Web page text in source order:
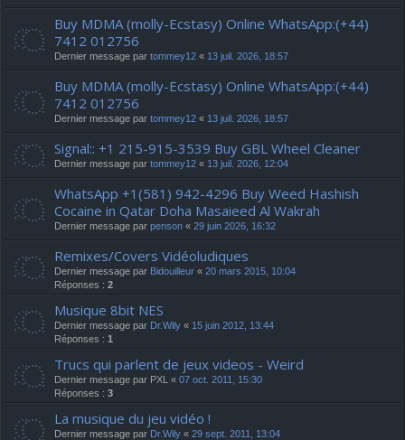
Buy MDMA (molly-Ecstasy) Online WhatsApp:(+44)
7412 012756
Dernier message par tommey12 « 13 juil. 2026, 18:57
Buy MDMA (molly-Ecstasy) Online WhatsApp:(+44)
7412 012756
Dernier message par tommey12 « 13 juil. 2026, 18:57
Signal:: +1 215-915-3539 Buy GBL Wheel Cleaner
Dernier message par tommey12 « 13 juil. 2026, 12:04
WhatsApp +1(581) 942-4296 Buy Weed Hashish
Cocaine in Qatar Doha Masaieed Al Wakrah
Dernier message par penson « 29 juin 2026, 16:32
Remixes/Covers Vidéoludiques
Dernier message par Bidouilleur « 20 mars 2015, 10:04
Réponses : 2
Musique 8bit NES
Dernier message par Dr.Wily « 15 juin 2012, 13:44
Réponses : 1
Trucs qui parlent de jeux videos - Weird
Dernier message par PXL « 07 oct. 2011, 15:30
Réponses : 3
La musique du jeu vidéo !
Dernier message par Dr.Wily « 29 sept. 2011, 13:04